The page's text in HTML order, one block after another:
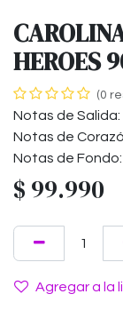
HEROES
(0
Notas de Salida:
Notas de
Notas de Fondo:
$ 99.990
Agregar a la